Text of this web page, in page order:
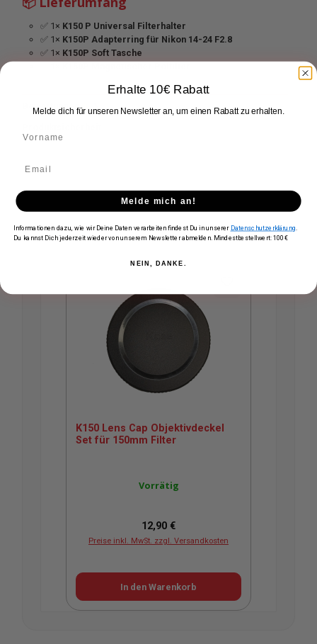
✅ 1× K150 P Universal Filterhalter
✅ 1× K150P Adapterring für Nikon 14-24 F2.8
✅ 1× K150P Soft Tasche
Bewertungen
Zubehör
Produktgalerie überspringen
K150 Lens Cap Objektivdeckel
Set für 150mm Filter
Vorrätig
Regulärer Preis:
12,90 €
Preise inkl. MwSt. zzgl. Versandkosten
In den Warenkorb
Erhalte 10€ Rabatt
Melde dich für unseren Newsletter an, um einen Rabatt zu erhalten.
Melde mich an!
Informationen dazu, wie wir Deine Daten verarbeiten findest Du in unserer Datenschutzerklärung
Du kannst Dich jederzeit wieder von unserem Newsletter abmelden. Mindestbestellwert: 100€
NEIN, DANKE.